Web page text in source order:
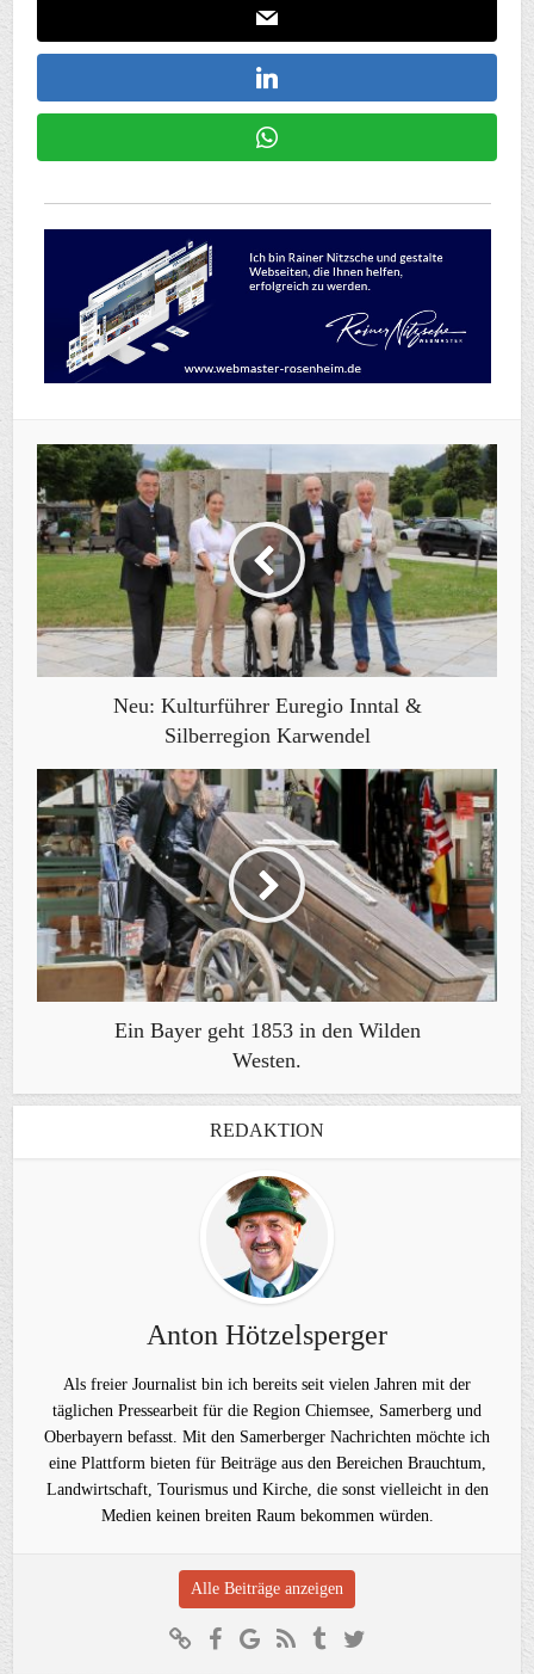
Neu: Kulturführer Euregio Inntal &
Silberregion Karwendel
Ein Bayer geht 1853 in den Wilden
Westen.
REDAKTION
Anton Hötzelsperger
Als freier Journalist bin ich bereits seit vielen Jahren mit der
täglichen Pressearbeit für die Region Chiemsee, Samerberg und
Oberbayern befasst. Mit den Samerberger Nachrichten möchte ich
eine Plattform bieten für Beiträge aus den Bereichen Brauchtum,
Landwirtschaft, Tourismus und Kirche, die sonst vielleicht in den
Medien keinen breiten Raum bekommen würden.
Alle Beiträge anzeigen